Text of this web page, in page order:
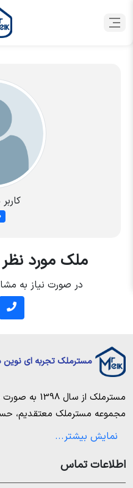
0
ملک مورد
در صورت نیاز به
مسترملک تجربه ای نوین
مسترملک
از سال
مجموعه مسترملک معتقدیم،
عامل پیروزی و موفقیت در حوزه
مشتریانمان به ارمغان بیاوریم.
مازندران خرید و فروش ملک
نمایش بیشتر...
اطلاعات تماس